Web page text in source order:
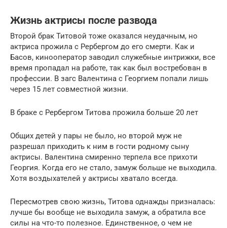
Жизнь актрисы после развода
Второй брак Титовой тоже оказался неудачным, но
актриса прожила с Рербергом до его смерти. Как и
Басов, кинооператор заводил служебные интрижки, все
время пропадал на работе, так как был востребован в
профессии. В загс Валентина с Георгием попали лишь
через 15 лет совместной жизни.
В браке с Рербергом Титова прожила больше 20 лет
Общих детей у пары не было, но второй муж не
разрешал приходить к ним в гости родному сыну
актрисы. Валентина смиренно терпела все прихоти
Георгия. Когда его не стало, замуж больше не выходила.
Хотя воздыхателей у актрисы хватало всегда.
Пересмотрев свою жизнь, Титова однажды призналась:
лучше бы вообще не выходила замуж, а обратила все
силы на что-то полезное. Единственное, о чем не